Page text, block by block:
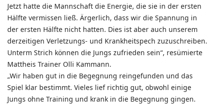
Jetzt hatte die Mannschaft die Energie, die sie in der ersten
Hälfte vermissen ließ. Ärgerlich, dass wir die Spannung in
der ersten Hälfte nicht hatten. Dies ist aber auch unserem
derzeitigen Verletzungs- und Krankheitspech zuzuschreiben.
Unterm Strich können die Jungs zufrieden sein“, resümierte
Mattheis Trainer Olli Kammann.
„Wir haben gut in die Begegnung reingefunden und das
Spiel klar bestimmt. Vieles lief richtig gut, obwohl einige
Jungs ohne Training und krank in die Begegnung gingen.